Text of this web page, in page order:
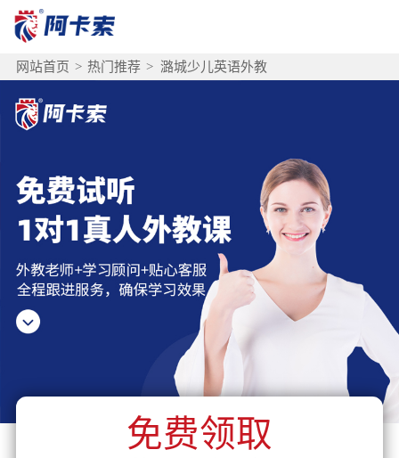
网站首页 > 热门推荐 > 潞城少儿英语外教
免费领取